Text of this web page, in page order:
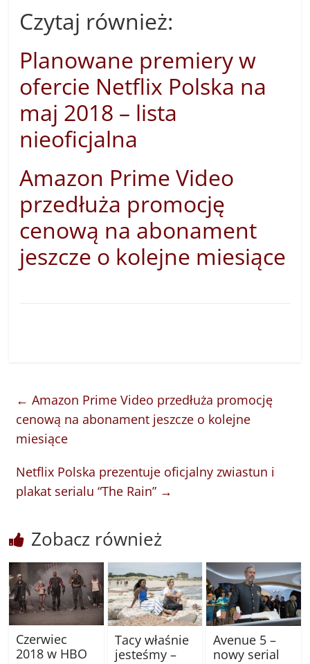
Czytaj również:
Planowane premiery w
ofercie Netflix Polska na
maj 2018 – lista
nieoficjalna
Amazon Prime Video
przedłuża promocję
cenową na abonament
jeszcze o kolejne miesiące
← Amazon Prime Video przedłuża promocję
cenową na abonament jeszcze o kolejne
miesiące
Netflix Polska prezentuje oficjalny zwiastun i
plakat serialu “The Rain” →
Zobacz również
Czerwiec
2018 w HBO
Tacy właśnie
jesteśmy –
Avenue 5 –
nowy serial